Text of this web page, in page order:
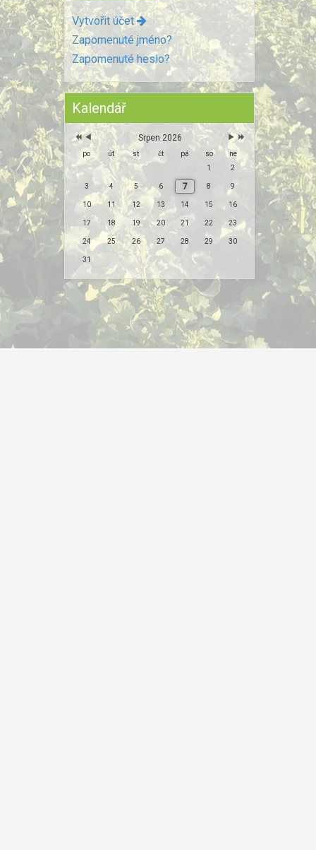
Vytvořit účet
Zapomenuté jméno?
Zapomenuté heslo?
Kalendář
Srpen 2026
po út st čt pá so
ne
1
2
3 4 5 6 7 8 9
10 11 12 13 14 15 16
17 18 19 20 21 22 23
24 25 26 27 28 29 30
31